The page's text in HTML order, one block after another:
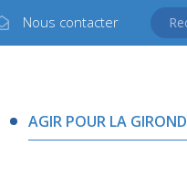
Nous contacter
AGIR POUR LA